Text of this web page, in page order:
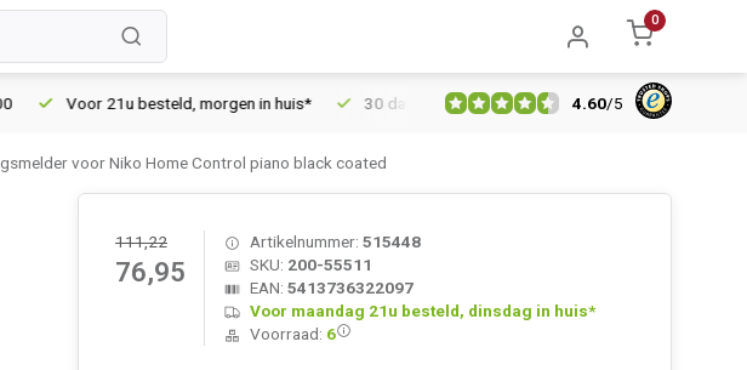
0
Voor 21u besteld, morgen in huis* 30 dagen retourrecht Vertrouwd online sinds 2006
4.60/5
voor Niko Home Control piano black coated
111,22
76,95
Artikelnummer: 515448
SKU: 200-55511
EAN: 5413736322097
Voor maandag 21u besteld, dinsdag in huis*
Voorraad: 6